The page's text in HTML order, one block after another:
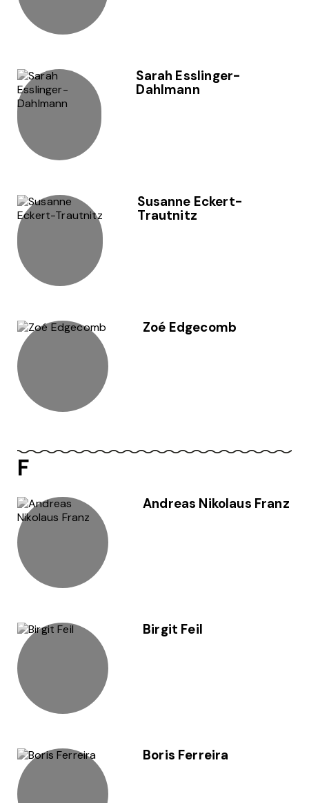
Sarah Esslinger-
Dahlmann
Susanne Eckert-
Trautnitz
Zoé Edgecomb
F
Andreas Nikolaus Franz
Birgit Feil
Boris Ferreira